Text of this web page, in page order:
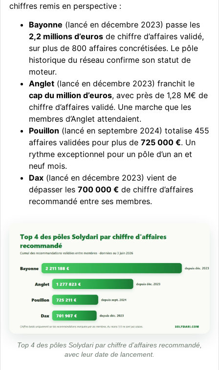
chiffres remis en perspective :
Bayonne (lancé en décembre 2023) passe les
2,2 millions d’eurosde chiffre d’affaires validé,
sur plus de 800 affaires concrétisées. Le pôle
historique du réseau confirme son statut de
moteur.
Anglet(lancé en décembre 2023) franchit le
cap du million d’euros, avec près de 1,28 M€ de
chiffre d’affaires validé. Une marche que les
membres d’Anglet attendaient.
Pouillon (lancé en septembre 2024) totalise 455
affaires validées pour plus de 725 000 €. Un
rythme exceptionnel pour un pôle d’un an et
neuf mois.
Dax(lancé en décembre 2023) vient de
dépasser les 700 000 € de chiffre d’affaires
recommandé entre ses membres.
Top 4 des pôles Solydari par chiffre d’affaires recommandé,
avec leur date de lancement.